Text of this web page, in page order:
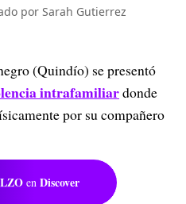
por Sarah Gutierrez
(Quindío) se presentó
intrafamiliardonde
por su compañero
en Discover